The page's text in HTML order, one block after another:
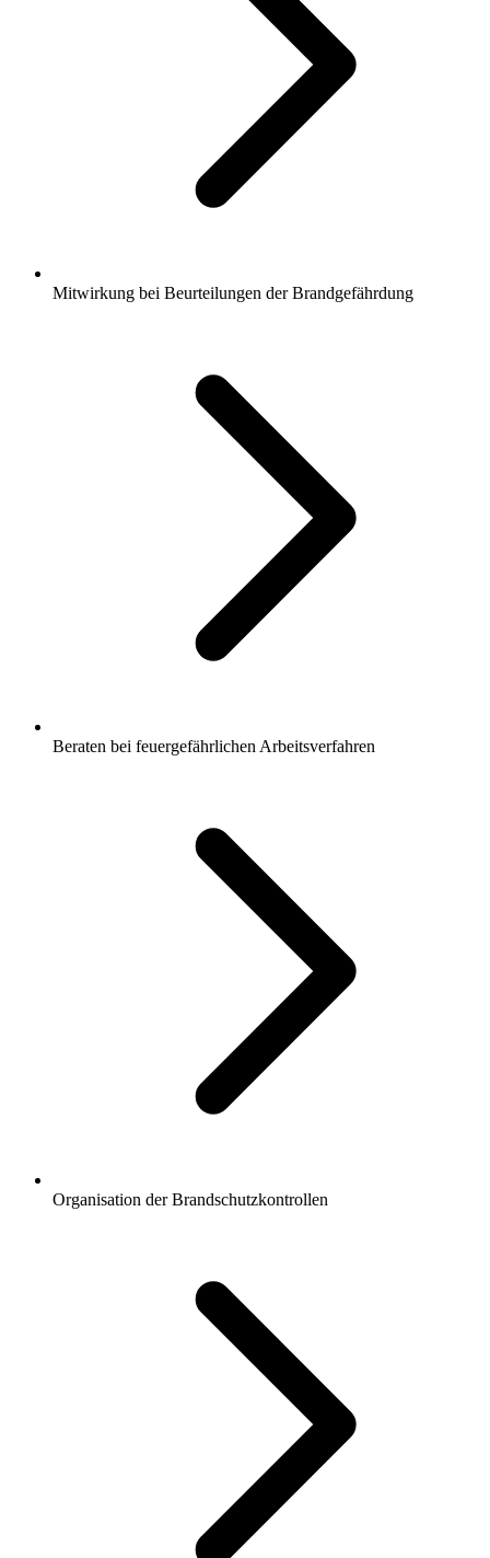
Mitwirkung bei Beurteilungen der Brandgefährdung
Beraten bei feuergefährlichen Arbeitsverfahren
Organisation der Brandschutzkontrollen